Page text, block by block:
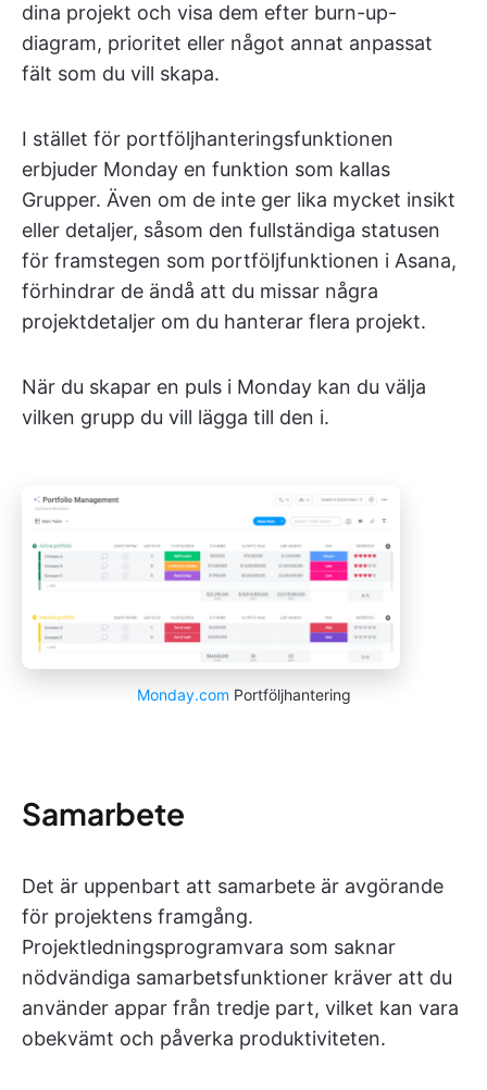
dina projekt och visa dem efter burn-up-
diagram, prioritet eller något annat anpassat
fält som du vill skapa.
I stället för portföljhanteringsfunktionen
erbjuder Monday en funktion som kallas
Grupper. Även om de inte ger lika mycket insikt
eller detaljer, såsom den fullständiga statusen
för framstegen som portföljfunktionen i Asana,
förhindrar de ändå att du missar några
projektdetaljer om du hanterar flera projekt.
När du skapar en puls i Monday kan du välja
vilken grupp du vill lägga till den i.
Monday.com Portföljhantering
Samarbete
Det är uppenbart att samarbete är avgörande
för projektens framgång.
Projektledningsprogramvara som saknar
nödvändiga samarbetsfunktioner kräver att du
använder appar från tredje part, vilket kan vara
obekvämt och påverka produktiviteten.